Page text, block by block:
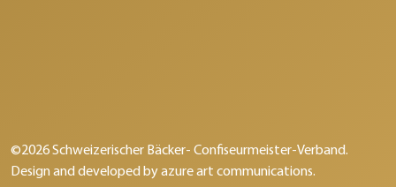
©2026 Schweizerischer Bäcker- Confiseurmeister-Verband.
Design and developed byazure art communications.